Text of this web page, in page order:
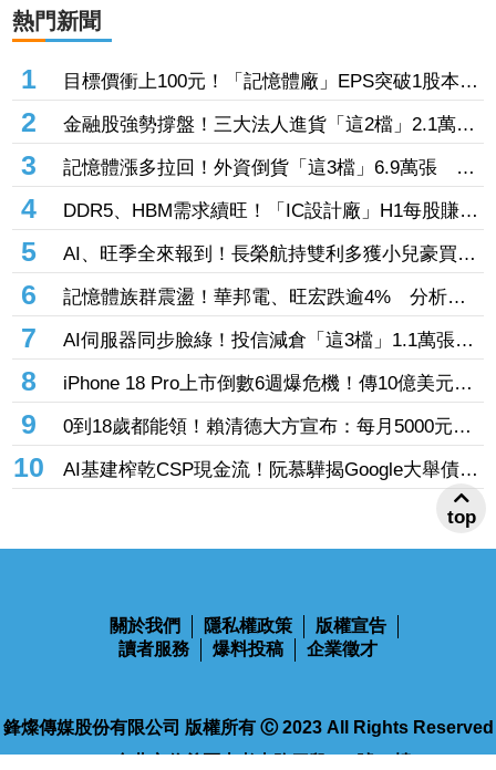
熱門新聞
1
目標價衝上100元！「記憶體廠」EPS突破1股本
DRAM大漲45%＋合作美光獲利迎轉機
2
金融股強勢撐盤！三大法人進貨「這2檔」2.1萬
張 投8.54億元連12日進場三商壽
3
記憶體漲多拉回！外資倒貨「這3檔」6.9萬張 連
賣華邦電2天捲102億元
4
DDR5、HBM需求續旺！「IC設計廠」H1每股賺
9.13元 董座：搶晶圓產能比毛利率更重要
5
AI、旺季全來報到！長榮航持雙利多獲小兒豪買逾
53萬張成寵兒 「這檔」前7月營收狂超去年全年
也獲青睞
6
記憶體族群震盪！華邦電、旺宏跌逾4% 分析師
點名「這2檔」多頭：布局看技術面
7
AI伺服器同步臉綠！投信減倉「這3檔」1.1萬張
投信連砍緯創2刀帶走18.96億元
8
iPhone 18 Pro上市倒數6週爆危機！傳10億美元晶
片卡封裝「躺在廠房」 恐面臨庫存不足
9
0到18歲都能領！賴清德大方宣布：每月5000元成
長津貼 婚、產假全面加碼
10
AI基建榨乾CSP現金流！阮慕驊揭Google大舉債衝
擊
關於我們 隱私權政策
版權宣告
讀者服務
爆料投稿 企業徵才
鋒燦傳媒股份有限公司 版權所有 Ⓒ 2023 All Rights Reserved
top